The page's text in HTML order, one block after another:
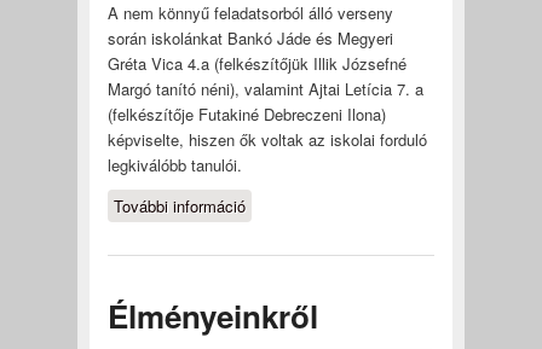
A nem könnyű feladatsorból álló verseny
során iskolánkat Bankó Jáde és Megyeri
Gréta Vica 4.a (felkészítőjük Illik Józsefné
Margó tanító néni), valamint Ajtai Letícia 7. a
(felkészítője Futakiné Debreczeni Ilona)
képviselte, hiszen ők voltak az iskolai forduló
legkiválóbb tanulói.
További információA NyelvÉSZ verseny
tartalommal kapcsolatosan
Élményeinkről